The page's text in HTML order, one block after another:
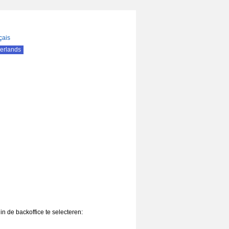
de backoffice te selecteren: